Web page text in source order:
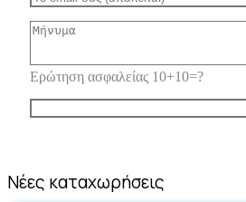
Ερώτηση ασφαλείας 10+10=?
Νέες καταχωρήσεις